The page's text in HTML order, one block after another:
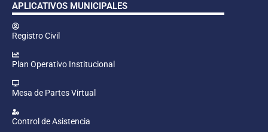
APLICATIVOS MUNICIPALES
Registro Civil
Plan Operativo Institucional
Mesa de Partes Virtual
Control de Asistencia